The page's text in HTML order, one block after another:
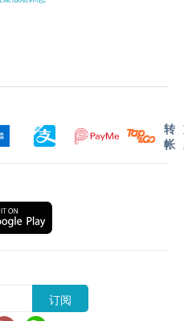
脏病患饮用前请先咨询医
未完全，不建议饮用。
而有所影响。 当八号烈
告生效时，送货服务时间
的供应情况再作最后确
未能提供任何订单上
有权拒绝接受该订
电话或电邮通知顾客再作
到产品当日起计，使用期
时，有责任检查货品是否
转
帐
订阅